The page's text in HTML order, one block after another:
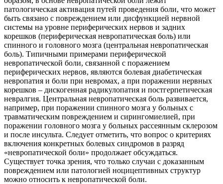
патологическая активация путей проведения боли, что может
быть связано с повреждением или дисфункцией нервной
системы на уровне периферических нервов и задних
корешков (периферическая невропатическая боль) или
спинного и головного мозга (центральная невропатическая
боль). Типичными примерами периферической
невропатической боли, связанной с поражением
периферических нервов, являются болевая диабетическая
невропатия и боли при невромах, а при поражении нервных
корешков – дискогенная радикулопатия и постгерпетическая
невралгия. Центральная невропатическая боль развивается,
например, при поражении спинного мозга у больных с
травматическим повреждением и сирингомиелией, при
поражении головного мозга у больных рассеянным склерозом
и после инсульта. Следует отметить, что вопрос о критериях
включения конкретных болевых синдромов в разряд
«невропатической боли» продолжает обсуждаться.
Существует точка зрения, что только случаи с доказанным
повреждением или патологией ноцицептивных структур
можно относить к невропатической боли.